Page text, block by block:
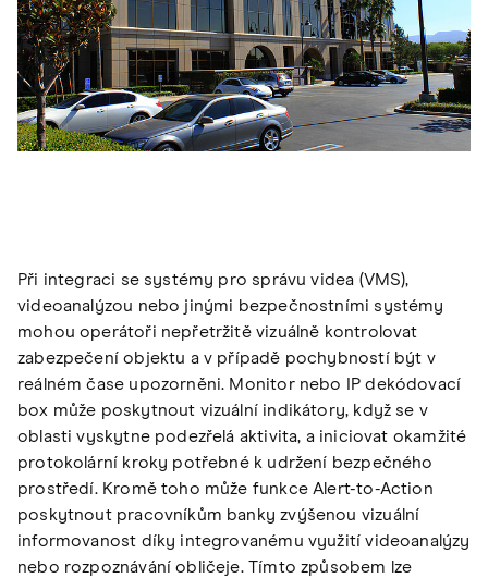
Při integraci se systémy pro správu videa (VMS),
videoanalýzou nebo jinými bezpečnostními systémy
mohou operátoři nepřetržitě vizuálně kontrolovat
zabezpečení objektu a v případě pochybností být v
reálném čase upozorněni. Monitor nebo IP dekódovací
box může poskytnout vizuální indikátory, když se v
oblasti vyskytne podezřelá aktivita, a iniciovat okamžité
protokolární kroky potřebné k udržení bezpečného
prostředí. Kromě toho může funkce Alert-to-Action
poskytnout pracovníkům banky zvýšenou vizuální
informovanost díky integrovanému využití videoanalýzy
nebo rozpoznávání obličeje. Tímto způsobem lze